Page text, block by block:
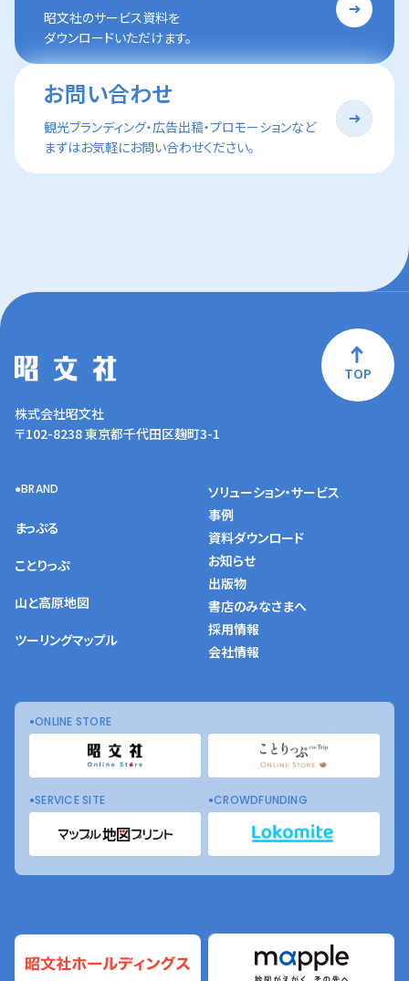
昭文社のサービス資料を
ダウンロードいただけます。
お問い合わせ
観光ブランディング・広告出稿・プロモーションなど
まずはお気軽にお問い合わせください。
TOP
株式会社昭文社
〒102-8238 東京都千代田区麹町3-1
BRAND
まっぷる
ことりっぷ
山と高原地図
ツーリングマップル
ソリューション・サービス
事例
資料ダウンロード
お知らせ
出版物
書店のみなさまへ
採用情報
会社情報
ONLINE STORE
SERVICE SITE CROWDFUNDING